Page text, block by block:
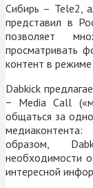
Сибирь – Tele2,
представил в
позволяет
просматривать
контент в
Dabkick
− Media Call
общаться за
образом,
необходимости
интересной